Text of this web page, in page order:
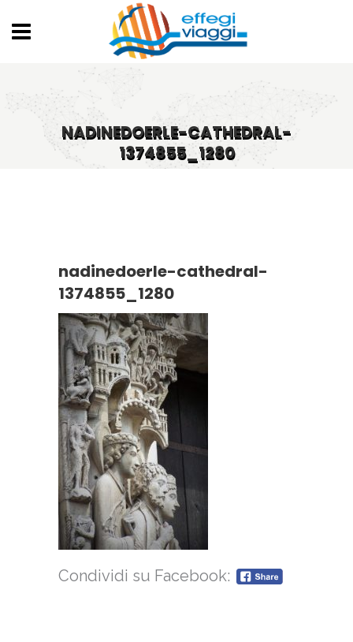
NADINEDOERLE-CATHEDRAL-
1374855_1280
nadinedoerle-cathedral-
1374855_1280
Condividi su Facebook: